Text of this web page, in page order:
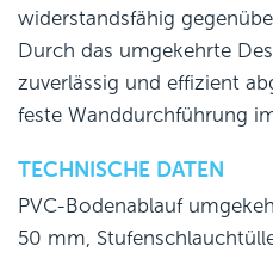
widerstandsfähig
Durch das umgekehrte
zuverlässig und effizient
feste Wanddurchführung
TECHNISCHE DATEN
PVC-Bodenablauf
50 mm,